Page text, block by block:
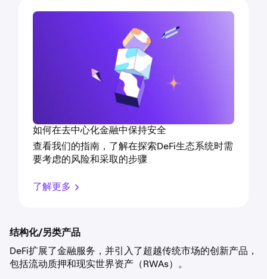
如何在去中心化金融中保持安全
查看我们的指南，了解在探索DeFi生态系统时需
要考虑的风险和采取的步骤
了解更多
结构化/另类产品
DeFi扩展了金融服务，并引入了超越传统市场的创新产品，
包括流动质押和现实世界资产（RWAs）。